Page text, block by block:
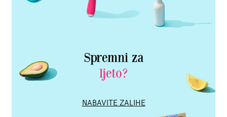
Spremni za
ljeto?
NABAVITE ZALIHE